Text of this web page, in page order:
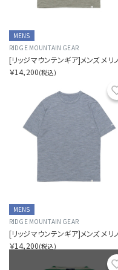
MENS
RIDGE MOUNTAIN GEAR
￥14,200(税込)
MENS
RIDGE MOUNTAIN GEAR
￥14,200(税込)